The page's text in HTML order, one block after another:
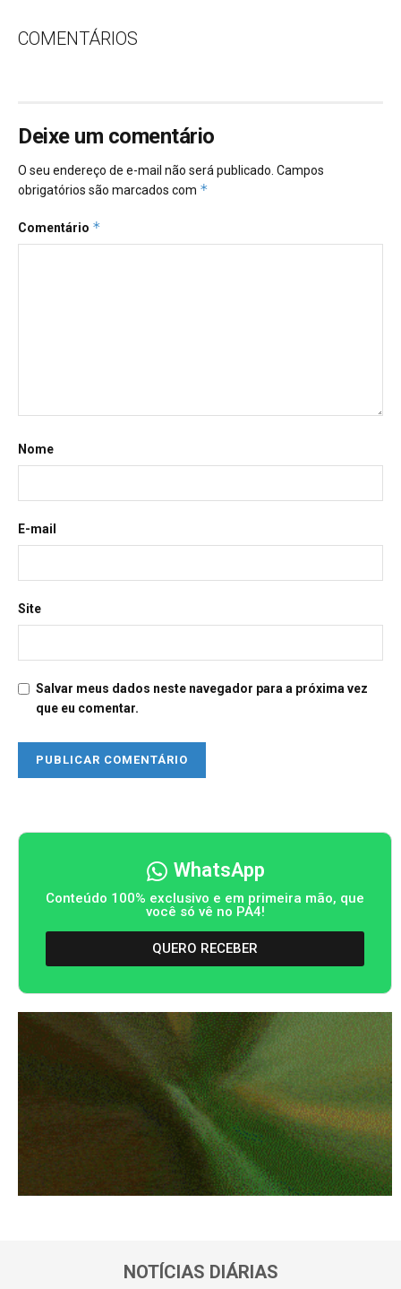
COMENTÁRIOS
Deixe um comentário
O seu endereço de e-mail não será publicado. Campos
obrigatórios são marcados com *
Comentário *
Nome
E-mail
Site
Salvar meus dados neste navegador para a próxima vez
que eu comentar.
WhatsApp
Conteúdo 100% exclusivo e em primeira mão, que
você só vê no PA4!
QUERO RECEBER
NOTÍCIAS DIÁRIAS